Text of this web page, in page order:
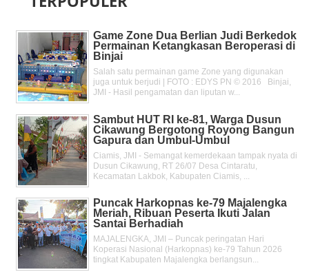
Game Zone Dua Berlian Judi Berkedok
Permainan Ketangkasan Beroperasi di
Binjai
Salah satu permainan game Zone yang digunakan
juga untuk berjudi | FOTO : EDYS PN © 2016 Binjai,
JMI - Hasil pengamatan dan liputan w...
Sambut HUT RI ke-81, Warga Dusun
Cikawung Bergotong Royong Bangun
Gapura dan Umbul-Umbul
Ciamis, JMI - Semangat kemerdekaan tampak nyata di
Dusun Cikawung, RT 26/07 Desa Cintaratu,
Kecamatan Lakbok, Kabupaten Ciamis, ...
Puncak Harkopnas ke-79 Majalengka
Meriah, Ribuan Peserta Ikuti Jalan
Santai Berhadiah
MAJALENGKA, JMI – Puncak peringatan Hari
Koperasi Nasional (Harkopnas) ke-79 Tahun 2026
tingkat Kabupaten Majalengka berlangsun...